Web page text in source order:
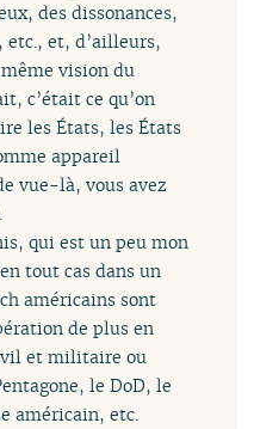
des dissonances,
etc., et, d’ailleurs,
vision du
c’était ce qu’on
les États, les États
appareil
vue-là, vous avez
qui est un peu mon
tout cas dans un
américains sont
de plus en
et militaire ou
le DoD, le
américain, etc.